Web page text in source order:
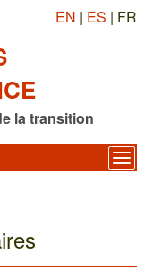
la transition
EN | ES | FR